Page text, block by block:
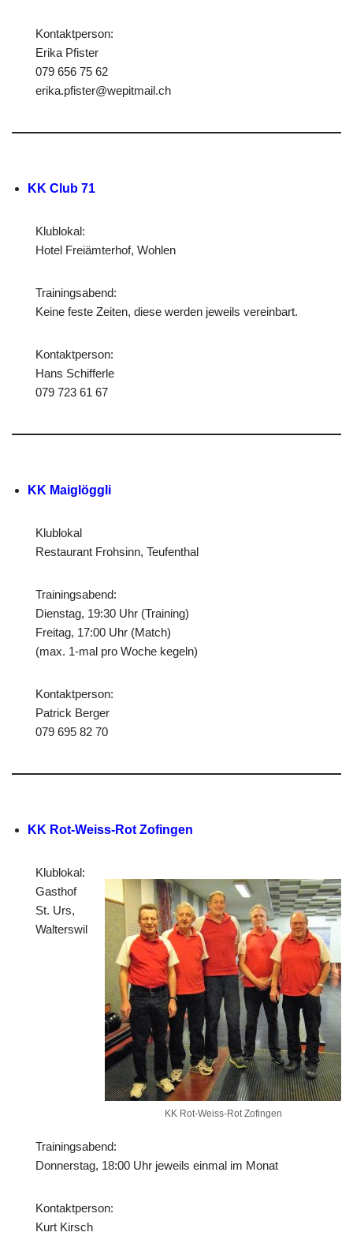
Kontaktperson:
Erika Pfister
079 656 75 62
erika.pfister@wepitmail.ch
KK Club 71
Klublokal:
Hotel Freiämterhof, Wohlen
Trainingsabend:
Keine feste Zeiten, diese werden jeweils vereinbart.
Kontaktperson:
Hans Schifferle
079 723 61 67
KK Maiglöggli
Klublokal
Restaurant Frohsinn, Teufenthal
Trainingsabend:
Dienstag, 19:30 Uhr (Training)
Freitag, 17:00 Uhr (Match)
(max. 1-mal pro Woche kegeln)
Kontaktperson:
Patrick Berger
079 695 82 70
KK Rot-Weiss-Rot Zofingen
KK Rot-Weiss-Rot Zofingen
Klublokal:
Gasthof
St. Urs,
Walterswil
Trainingsabend:
Donnerstag, 18:00 Uhr jeweils einmal im Monat
Kontaktperson:
Kurt Kirsch